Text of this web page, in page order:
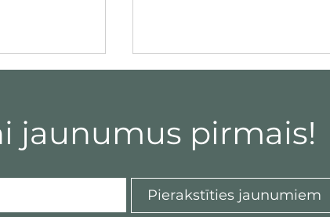
Pārmaiņas kā ieguldījums
jaunumus pirmais!
Pierakstīties jaunumiem